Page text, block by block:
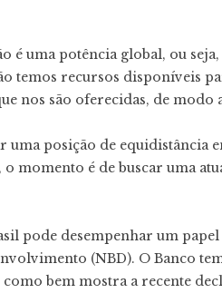
uma potência global, ou seja,
temos recursos disponíveis
nos são oferecidas, de
posição de equidistância
momento é de buscar uma
pode desempenhar um papel
(NBD). O Banco
bem mostra a recente